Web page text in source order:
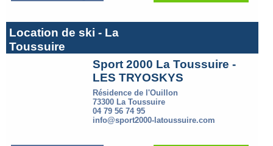
Location de ski - La
Toussuire
Sport 2000 La Toussuire -
LES TRYOSKYS
Résidence de l'Ouillon
73300 La Toussuire
04 79 56 74 95
info@sport2000-latoussuire.com